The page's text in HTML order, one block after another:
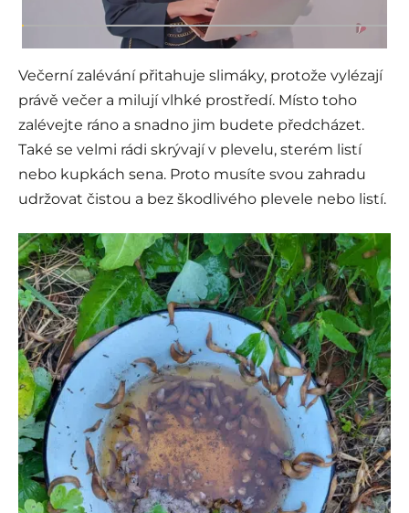
Večerní zalévání přitahuje slimáky, protože vylézají
právě večer a milují vlhké prostředí. Místo toho
zalévejte ráno a snadno jim budete předcházet.
Také se velmi rádi skrývají v plevelu, sterém listí
nebo kupkách sena. Proto musíte svou zahradu
udržovat čistou a bez škodlivého plevele nebo listí.